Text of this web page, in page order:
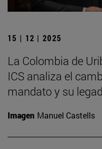
15 | 12 | 2025
La Colombia de
ICS analiza el
mandato y su
Imagen Manuel Castells